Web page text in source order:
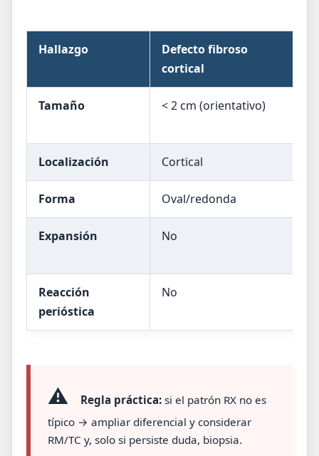
Hallazgo
Defecto fibroso
cortical
Tamaño < 2 cm (orientativo)
Localización Cortical
Forma Oval/redonda
Expansión No
Reacción
perióstica
No
⚠️ Regla práctica:si el patrón RX no es
típico → ampliar diferencial y considerar
RM/TC y, solo si persiste duda, biopsia.